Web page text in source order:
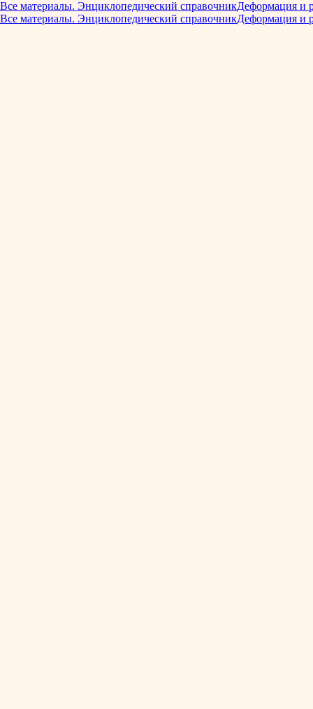
Все материалы. Энциклопедический справочникДеформация и
Все материалы. Энциклопедический справочникДеформация и